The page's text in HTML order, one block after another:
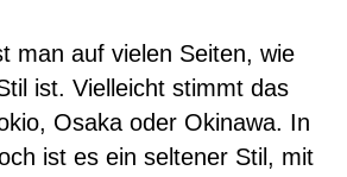
man auf vielen Seiten, wie
ist. Vielleicht stimmt das
Osaka oder Okinawa. In
ist es ein seltener Stil, mit